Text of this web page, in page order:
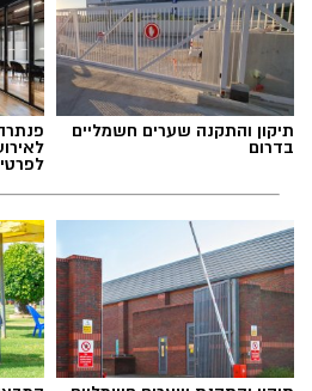
תגים:בוי ג'ורג'
תיקון והתקנה שערים חשמליים
בדרום